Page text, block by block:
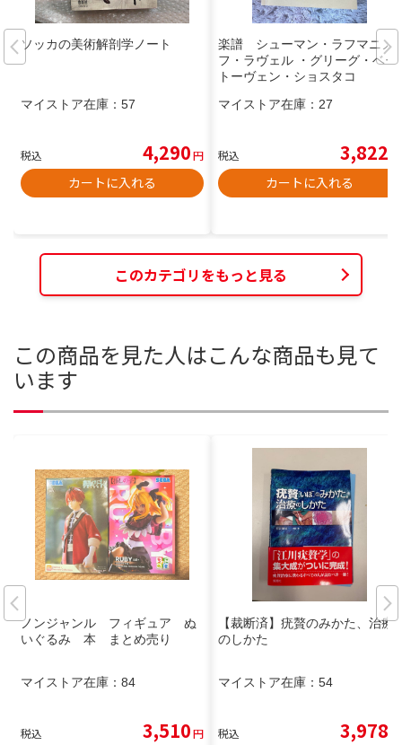
ソッカの美術解剖学ノート
マイストア在庫： 57
税込 4,290円
カートに入れる
楽譜 シューマン・ラフマニノ
フ・ラヴェル ・グリーグ・ベー
トーヴェン・ショスタコ
マイストア在庫： 27
税込 3,822
カートに入れる
このカテゴリをもっと見る
この商品を見た人はこんな商品も見て
います
ノンジャンル フィギュア ぬ
いぐるみ 本 まとめ売り
マイストア在庫： 84
税込 3,510円
【裁断済】疣贅のみかた、治療
のしかた
マイストア在庫： 54
税込 3,978